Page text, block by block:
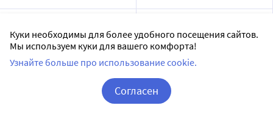
Куки необходимы для более удобного посещения сайтов.
Мы используем куки для вашего комфорта!
Узнайте больше про использование cookie.
Согласен